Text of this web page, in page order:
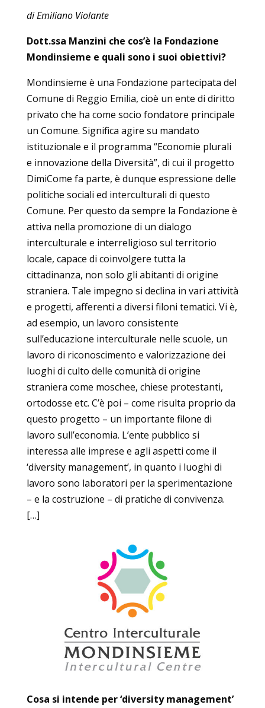
di Emiliano Violante
Dott.ssa Manzini che cos’è la Fondazione
Mondinsieme e quali sono i suoi obiettivi?
Mondinsieme è una Fondazione partecipata del
Comune di Reggio Emilia, cioè un ente di diritto
privato che ha come socio fondatore principale
un Comune. Significa agire su mandato
istituzionale e il programma “Economie plurali
e innovazione della Diversità”, di cui il progetto
DimiCome fa parte, è dunque espressione delle
politiche sociali ed interculturali di questo
Comune. Per questo da sempre la Fondazione è
attiva nella promozione di un dialogo
interculturale e interreligioso sul territorio
locale, capace di coinvolgere tutta la
cittadinanza, non solo gli abitanti di origine
straniera. Tale impegno si declina in vari attività
e progetti, afferenti a diversi filoni tematici. Vi è,
ad esempio, un lavoro consistente
sull’educazione interculturale nelle scuole, un
lavoro di riconoscimento e valorizzazione dei
luoghi di culto delle comunità di origine
straniera come moschee, chiese protestanti,
ortodosse etc. C’è poi – come risulta proprio da
questo progetto – un importante filone di
lavoro sull’economia. L’ente pubblico si
interessa alle imprese e agli aspetti come il
‘diversity management’, in quanto i luoghi di
lavoro sono laboratori per la sperimentazione
– e la costruzione – di pratiche di convivenza.
[…]
Cosa si intende per ‘diversity management’